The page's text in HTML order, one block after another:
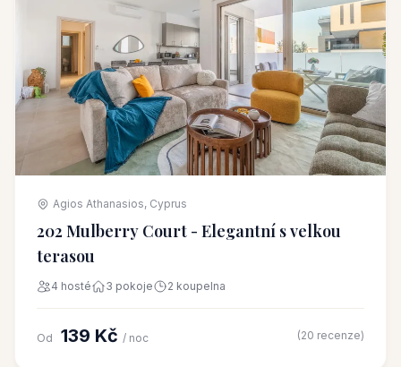
Agios Athanasios, Cyprus
202 Mulberry Court - Elegantní s velkou
terasou
4 hosté 3 pokoje 2 koupelna
Od 139 Kč / noc (20 recenze)